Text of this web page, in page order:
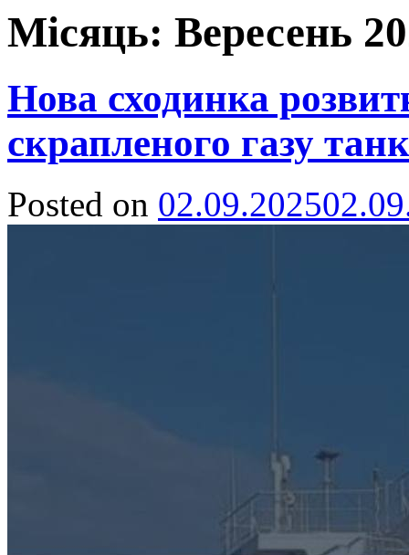
Місяць: Вересень
Нова сходинка
скрапленого газу
Posted on 02.09.2025